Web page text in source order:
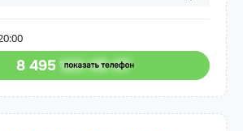
8 495 123-45-67